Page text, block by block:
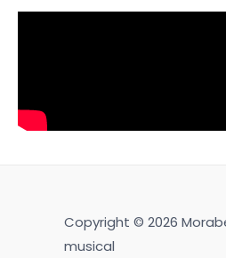
Copyright © 2026
musical